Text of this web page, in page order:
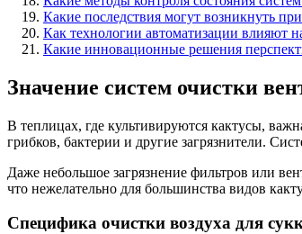
Какие последствия могут возникнуть
Как технологии автоматизации влияют
Какие инновационные решения
Значение систем очистки
В теплицах, где культивируются кактусы,
грибков, бактерии и другие загрязнители.
Даже небольшое загрязнение фильтров или
что нежелательно для большинства видов
Специфика очистки воздуха для